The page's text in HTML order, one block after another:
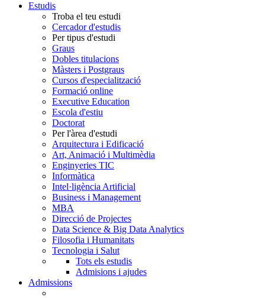
Estudis
Troba el teu estudi
Cercador d'estudis
Per tipus d'estudi
Graus
Dobles titulacions
Màsters i Postgraus
Cursos d'especialització
Formació online
Executive Education
Escola d'estiu
Doctorat
Per l'àrea d'estudi
Arquitectura i Edificació
Art, Animació i Multimèdia
Enginyeries TIC
Informàtica
Intel·ligència Artificial
Business i Management
MBA
Direcció de Projectes
Data Science & Big Data Analytics
Filosofia i Humanitats
Tecnologia i Salut
Tots els estudis
Admisions i ajudes
Admissions